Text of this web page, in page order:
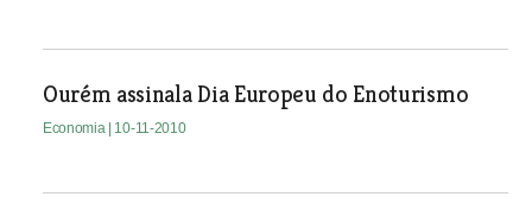
Ourém assinala Dia Europeu do Enoturismo
Economia | 10-11-2010